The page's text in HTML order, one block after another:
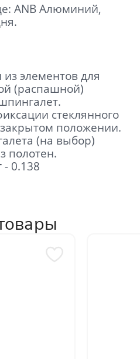
ANB Алюминий,
элементов для
(распашной)
стеклянного
положении.
(на выбор)
полотен.
- 0.138